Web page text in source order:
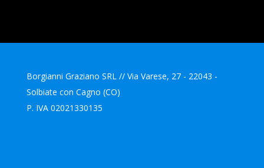
Borgianni Graziano SRL // Via Varese, 27 - 22043 -
Solbiate con Cagno (CO)
P. IVA 02021330135